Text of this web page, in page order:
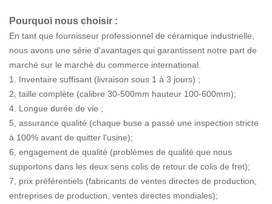
Pourquoi nous choisir :
En tant que fournisseur professionnel de céramique industrielle,
nous avons une série d'avantages qui garantissent notre part de
marché sur le marché du commerce international.
1. Inventaire suffisant (livraison sous 1 à 3 jours) ;
2, taille complète (calibre 30-500mm hauteur 100-600mm);
4. Longue durée de vie ;
5, assurance qualité (chaque buse a passé une inspection stricte
à 100% avant de quitter l'usine);
6, engagement de qualité (problèmes de qualité que nous
supportons dans les deux sens colis de retour de colis de fret);
7, prix préférentiels (fabricants de ventes directes de production,
entreprises de production, ventes directes mondiales);